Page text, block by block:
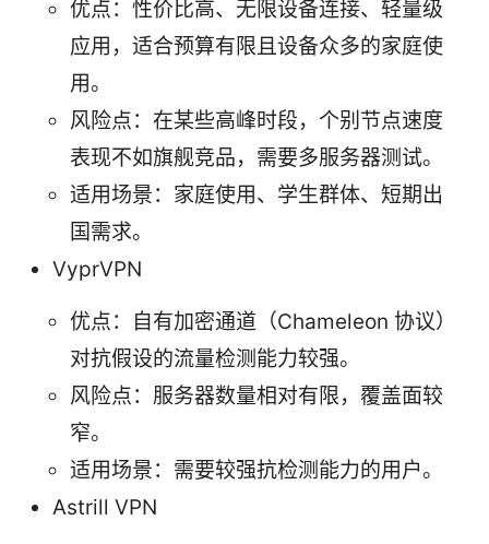
优点：性价比高、无限设备连接、轻量级
应用，适合预算有限且设备众多的家庭使
用。
风险点：在某些高峰时段，个别节点速度
表现不如旗舰竞品，需要多服务器测试。
适用场景：家庭使用、学生群体、短期出
国需求。
VyprVPN
优点：自有加密通道（Chameleon 协议）
对抗假设的流量检测能力较强。
风险点：服务器数量相对有限，覆盖面较
窄。
适用场景：需要较强抗检测能力的用户。
Astrill VPN